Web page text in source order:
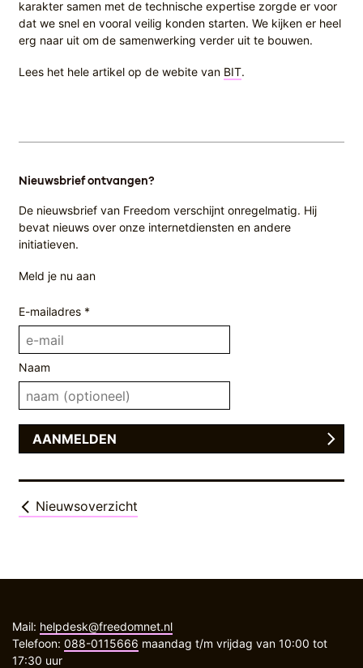
karakter samen met de technische expertise zorgde er voor
dat we snel en vooral veilig konden starten. We kijken er heel
erg naar uit om de samenwerking verder uit te bouwen.
Lees het hele artikel op de webite van BIT.
Nieuwsbrief ontvangen?
De nieuwsbrief van Freedom verschijnt onregelmatig. Hij
bevat nieuws over onze internetdiensten en andere
initiatieven.
Meld je nu aan
E-mailadres *
Naam
Nieuwsoverzicht
Mail: helpdesk@freedomnet.nl
Telefoon: 088-0115666 maandag t/m vrijdag van 10:00 tot
17:30 uur